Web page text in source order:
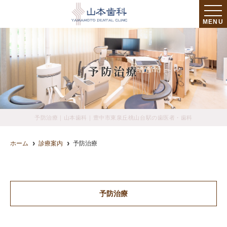
MENU
予防治療
予防治療｜山本歯科｜豊中市東泉丘桃山台駅の歯医者・歯科
ホーム 診療案内 予防治療
予防治療